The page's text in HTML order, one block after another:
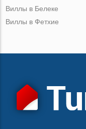
Виллы в Белеке
Виллы в Фетхие